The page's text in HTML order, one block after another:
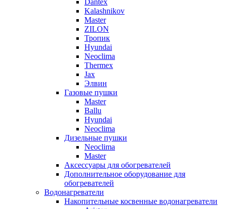
Dantex
Kalashnikov
Master
ZILON
Тропик
Hyundai
Neoclima
Thermex
Jax
Элвин
Газовые пушки
Master
Ballu
Hyundai
Neoclima
Дизельные пушки
Neoclima
Master
Аксессуары для обогревателей
Дополнительное оборудование для
обогревателей
Водонагреватели
Накопительные косвенные водонагреватели